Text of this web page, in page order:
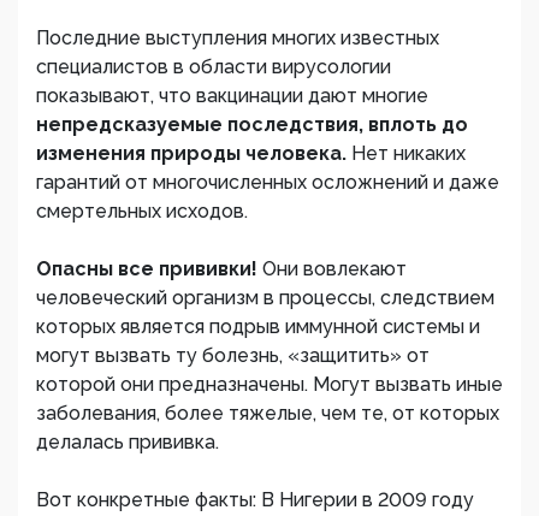
Последние выступления многих известных
специалистов в области вирусологии
показывают, что вакцинации дают многие
непредсказуемые последствия, вплоть до
изменения природы человека. Нет никаких
гарантий от многочисленных осложнений и даже
смертельных исходов.
Опасны все прививки! Они вовлекают
человеческий организм в процессы, следствием
которых является подрыв иммунной системы и
могут вызвать ту болезнь, «защитить» от
которой они предназначены. Могут вызвать иные
заболевания, более тяжелые, чем те, от которых
делалась прививка.
Вот конкретные факты: В Нигерии в 2009 году